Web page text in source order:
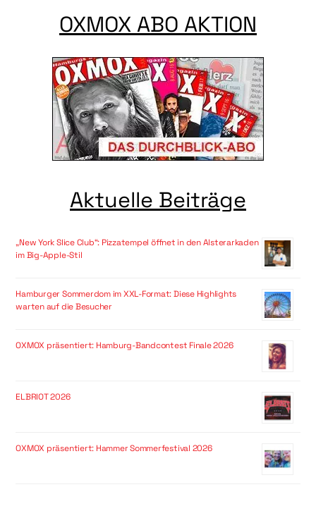
OXMOX ABO AKTION
Aktuelle Beiträge
„New York Slice Club“: Pizzatempel öffnet in den Alsterarkaden
im Big-Apple-Stil
Hamburger Sommerdom im XXL-Format: Diese Highlights
warten auf die Besucher
OXMOX präsentiert: Hamburg-Bandcontest Finale 2026
ELBRIOT 2026
OXMOX präsentiert: Hammer Sommerfestival 2026